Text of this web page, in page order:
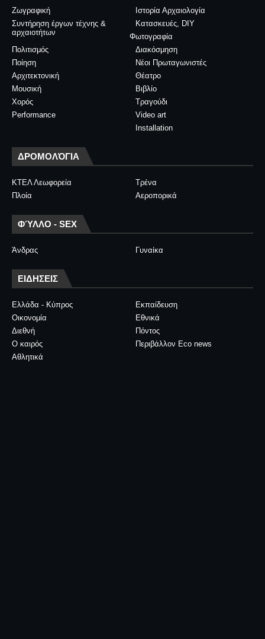
Ζωγραφική
Ιστορία Αρχαιολογία
Συντήρηση έργων τέχνης &
αρχαιοτήτων
Κατασκευές, DIY
Φωτογραφία
Διακόσμηση
Πολιτισμός
Νέοι Πρωταγωνιστές
Ποίηση
Θέατρο
Αρχιτεκτονική
Βιβλίο
Μουσική
Τραγούδι
Χορός
Video art
Performance
Installation
ΔΡΟΜΟΛΌΓΙΑ
ΚΤΕΛ Λεωφορεία
Τρένα
Πλοία
Αεροπορικά
ΦΎΛΛΟ - SEX
Άνδρας Γυναίκα
ΕΙΔΗΣΕΙΣ
Ελλάδα - Κύπρος
Εκπαίδευση
Οικονομία
Εθνικά
Διεθνή
Πόντος
Ο καιρός
Περιβάλλον Eco news
Αθλητικά